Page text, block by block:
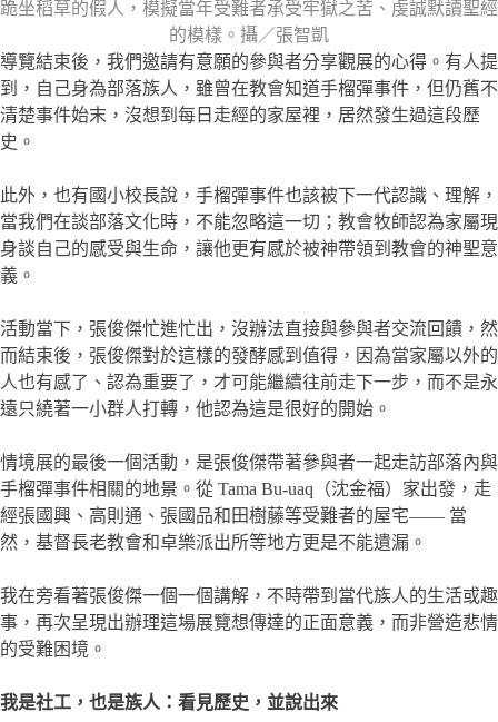
跪坐稻草的假人，模擬當年受難者承受牢獄之苦、虔誠默讀聖經
的模樣。攝／張智凱
導覽結束後，我們邀請有意願的參與者分享觀展的心得。有人提
到，自己身為部落族人，雖曾在教會知道手榴彈事件，但仍舊不
清楚事件始末，沒想到每日走經的家屋裡，居然發生過這段歷
史。
此外，也有國小校長說，手榴彈事件也該被下一代認識、理解，
當我們在談部落文化時，不能忽略這一切；教會牧師認為家屬現
身談自己的感受與生命，讓他更有感於被神帶領到教會的神聖意
義。
活動當下，張俊傑忙進忙出，沒辦法直接與參與者交流回饋，然
而結束後，張俊傑對於這樣的發酵感到值得，因為當家屬以外的
人也有感了、認為重要了，才可能繼續往前走下一步，而不是永
遠只繞著一小群人打轉，他認為這是很好的開始。
情境展的最後一個活動，是張俊傑帶著參與者一起走訪部落內與
手榴彈事件相關的地景。從 Tama Bu-uaq（沈金福）家出發，走
經張國興、高則通、張國品和田樹藤等受難者的屋宅—— 當
然，基督長老教會和卓樂派出所等地方更是不能遺漏。
我在旁看著張俊傑一個一個講解，不時帶到當代族人的生活或趣
事，再次呈現出辦理這場展覽想傳達的正面意義，而非營造悲情
的受難困境。
我是社工，也是族人：看見歷史，並說出來